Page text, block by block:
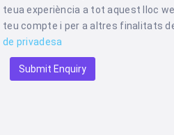
teua experiència a tot aquest lloc
teu compte i per a altres finalitats
de privadesa